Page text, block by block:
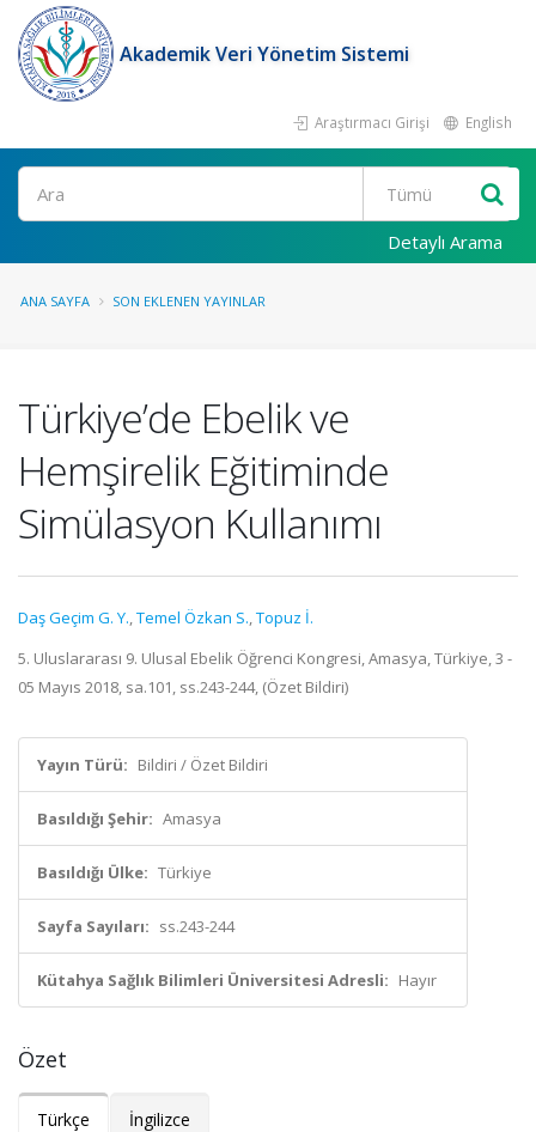
Akademik Veri Yönetim Sistemi
Araştırmacı Girişi English
Ara
Detaylı Arama
ANA SAYFA SON EKLENEN YAYINLAR
Türkiye’de Ebelik ve
Hemşirelik Eğitiminde
Simülasyon Kullanımı
Daş Geçim G. Y.,Temel Özkan S.,Topuz İ.
5. Uluslararası 9. Ulusal Ebelik Öğrenci Kongresi, Amasya, Türkiye, 3 -
05 Mayıs 2018, sa.101, ss.243-244, (Özet Bildiri)
Yayın Türü: Bildiri / Özet Bildiri
Basıldığı Şehir: Amasya
Basıldığı Ülke: Türkiye
Sayfa Sayıları: ss.243-244
Kütahya Sağlık Bilimleri Üniversitesi Adresli: Hayır
Özet
Türkçe İngilizce